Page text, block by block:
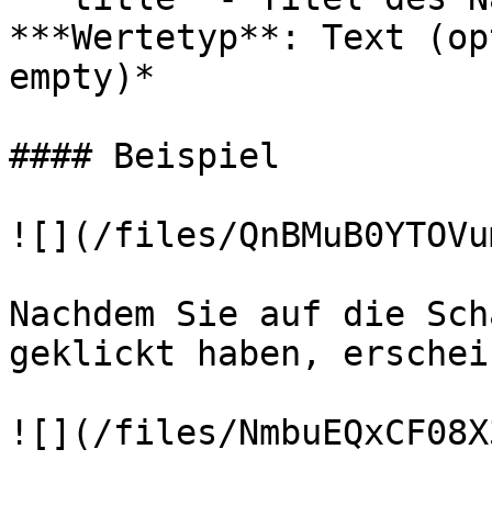
***Wertetyp**: Text
empty)*
#### Beispiel
![](/files/
Nachdem Sie auf die
geklickt haben,